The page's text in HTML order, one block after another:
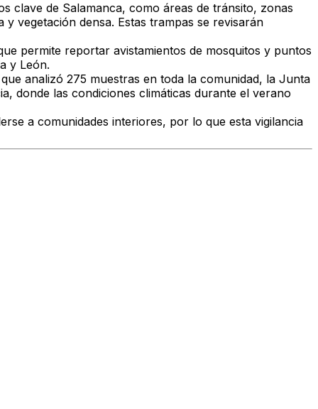
clave de Salamanca, como áreas de tránsito, zonas
vegetación densa. Estas trampas se revisarán
permite reportar avistamientos de mosquitos y puntos
y León.
analizó 275 muestras en toda la comunidad, la Junta
donde las condiciones climáticas durante el verano
a comunidades interiores, por lo que esta vigilancia